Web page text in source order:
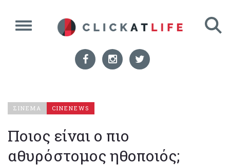
ΣΙΝΕΜΑ CINENEWS
Ποιος είναι ο πιο
αθυρόστομος ηθοποιός;